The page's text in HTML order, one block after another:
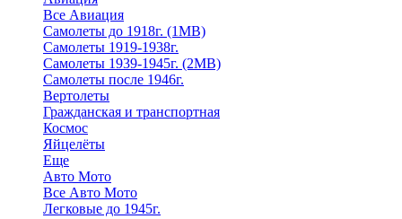
Все Авиация
Самолеты до 1918г. (1МВ)
Самолеты 1919-1938г.
Самолеты 1939-1945г. (2МВ)
Самолеты после 1946г.
Вертолеты
Гражданская и транспортная
Космос
Яйцелёты
Еще
Авто Мото
Все Авто Мото
Легковые до 1945г.